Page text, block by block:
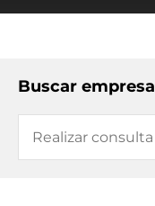
Buscar empresa